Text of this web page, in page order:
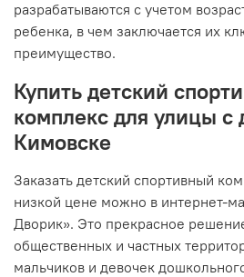
разрабатываются с учетом
ребенка, в чем заключается их
преимущество.
Купить детский
комплекс для улицы с
Кимовске
Заказать детский спортивный
низкой цене можно в интернет-
Дворик». Это прекрасное
общественных и частных
мальчиков и девочек